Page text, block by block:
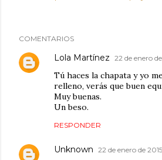
COMENTARIOS
Lola Martínez 22 de enero
Tú haces la chapata y yo
relleno, verás que buen
Muy buenas.
Un beso.
RESPONDER
Unknown 22 de enero de